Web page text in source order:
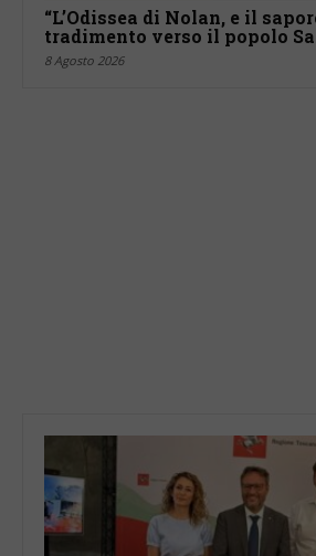
“L’Odissea di Nolan, e il
tradimento verso il popolo
8 Agosto 2026